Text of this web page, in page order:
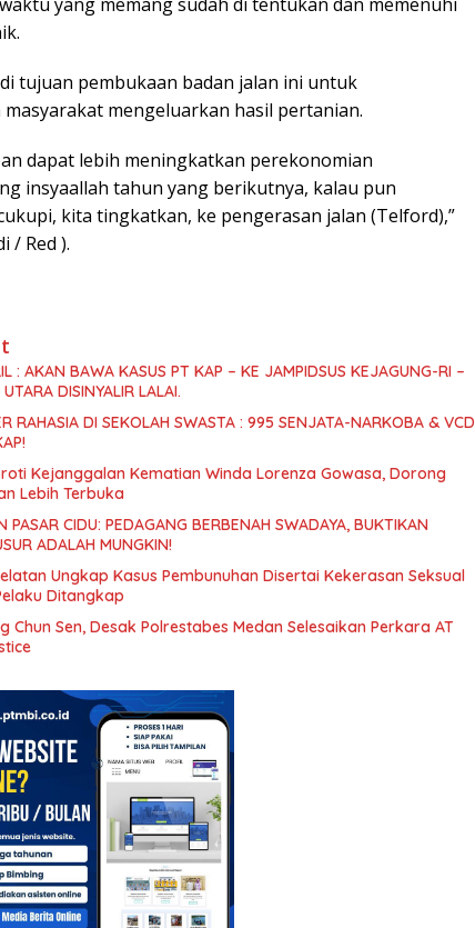
tujuan pembukaan badan jalan ini untuk
mengeluarkan hasil pertanian.
dapat lebih meningkatkan perekonomian
insyaallah tahun yang berikutnya, kalau pun
kita tingkatkan, ke pengerasan jalan (Telford),”
/ Red ).
: AKAN BAWA KASUS PT KAP – KE JAMPIDSUS KEJAGUNG-RI –
DISINYALIR LALAI.
RAHASIA DI SEKOLAH SWASTA : 995 SENJATA-NARKOBA & VCD
Kejanggalan Kematian Winda Lorenza Gowasa, Dorong
Lebih Terbuka
PASAR CIDU: PEDAGANG BERBENAH SWADAYA, BUKTIKAN
ADALAH MUNGKIN!
Ungkap Kasus Pembunuhan Disertai Kekerasan Seksual
Ditangkap
Chun Sen, Desak Polrestabes Medan Selesaikan Perkara AT